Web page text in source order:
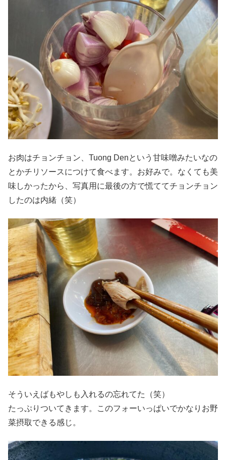
お肉はチョンチョン、Tuong Denという甘味噌みたいなの
とかチリソースにつけて食べます。お好みで。なくても美
味しかったから、写真用に最後の方で慌ててチョンチョン
したのは内緒（笑）
そういえばもやしも入れるの忘れてた（笑）
たっぷりついてきます。このフォーいっぱいでかなりお野
菜摂取できる感じ。